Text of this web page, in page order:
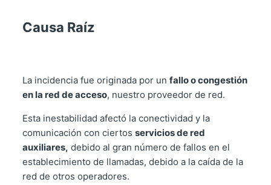
Causa Raíz
La incidencia fue originada por un fallo o congestión
en la red de acceso, nuestro proveedor de red.
Esta inestabilidad afectó la conectividad y la
comunicación con ciertos servicios de red
auxiliares, debido al gran número de fallos en el
establecimiento de llamadas, debido a la caída de la
red de otros operadores.